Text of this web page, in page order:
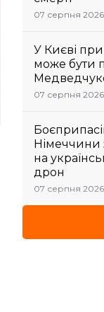
07 серпня
У Києві
може бути
07 серпня
Німеччини
на
дрон
07 серпня 2026